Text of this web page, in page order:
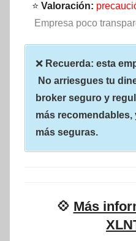
⭐ Valoración:
Empresa poco
❌ Recuerda: esta
No arriesgues tu
broker seguro y
más
más seguras.
💠 Más